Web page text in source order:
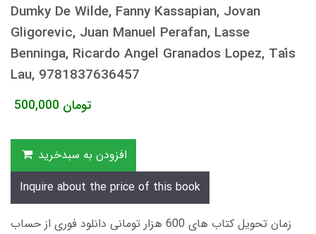
Dumky De Wilde, Fanny Kassapian, Jovan
Gligorevic, Juan Manuel Perafan, Lasse
Benninga, Ricardo Angel Granados Lopez, Taís
Lau, 9781837636457
500,000 تومان
افزودن به سبدخرید
Inquire about the price of this book
زمان تحویل کتاب های 600 هزار تومانی دانلود فوری از حساب